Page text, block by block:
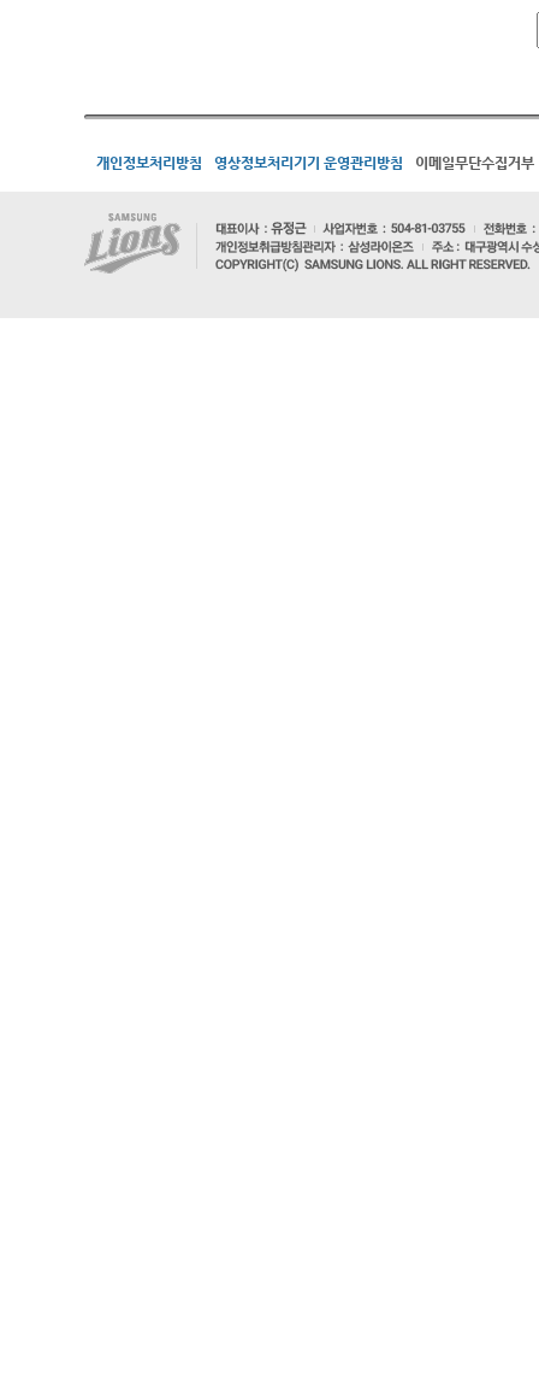
개인정보처리방침 영상정보처리기기 운영관리방침 이메일무단수집거부